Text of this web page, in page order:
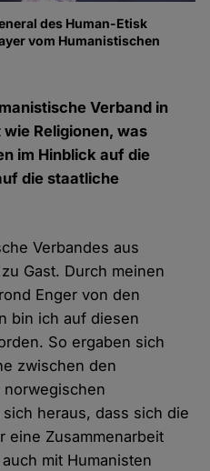
des Human-Etisk
vom Humanistischen
Verband in
Religionen, was
im Hinblick auf die
die staatliche
Verbandes aus
Gast. Durch meinen
Enger von den
bin ich auf diesen
So ergaben sich
zwischen den
heraus, dass sich die
eine Zusammenarbeit
mit Humanisten